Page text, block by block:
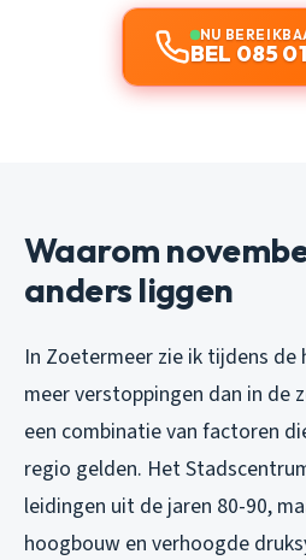
NU
BEL 085
Waarom
anders liggen
In Zoetermeer zie ik tijdens
meer verstoppingen dan in de
een combinatie van factoren
regio gelden. Het
leidingen uit de jaren 80-90,
hoogbouw en verhoogde